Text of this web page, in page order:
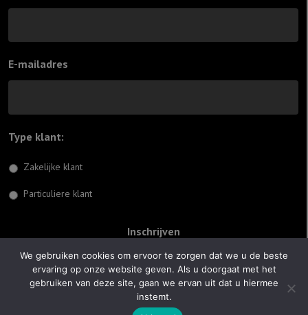
E-mailadres
Type klant:
Zakelijke klant
Particuliere klant
© 2026 Jiftach
Optimus Websites
We gebruiken cookies om ervoor te zorgen dat we u de beste
ervaring op onze website geven. Als u doorgaat met het
gebruiken van deze site, gaan we ervan uit dat u hiermee
instemt.